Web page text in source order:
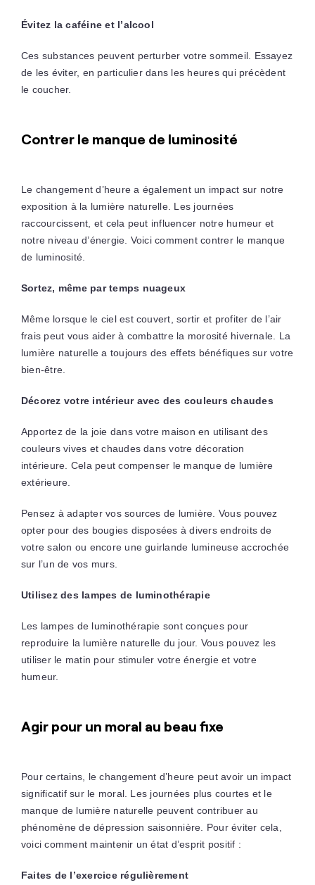
Évitez la caféine et l’alcool
Ces substances peuvent perturber votre sommeil. Essayez
de les éviter, en particulier dans les heures qui précèdent
le coucher.
Contrer le manque de luminosité
Le changement d’heure a également un impact sur notre
exposition à la lumière naturelle. Les journées
raccourcissent, et cela peut influencer notre humeur et
notre niveau d’énergie. Voici comment contrer le manque
de luminosité.
Sortez, même par temps nuageux
Même lorsque le ciel est couvert, sortir et profiter de l’air
frais peut vous aider à combattre la morosité hivernale. La
lumière naturelle a toujours des effets bénéfiques sur votre
bien-être.
Décorez votre intérieur avec des couleurs chaudes
Apportez de la joie dans votre maison en utilisant des
couleurs vives et chaudes dans votre décoration
intérieure. Cela peut compenser le manque de lumière
extérieure.
Pensez à adapter vos sources de lumière. Vous pouvez
opter pour des bougies disposées à divers endroits de
votre salon ou encore une guirlande lumineuse accrochée
sur l’un de vos murs.
Utilisez des lampes de luminothérapie
Les lampes de luminothérapie sont conçues pour
reproduire la lumière naturelle du jour. Vous pouvez les
utiliser le matin pour stimuler votre énergie et votre
humeur.
Agir pour un moral au beau fixe
Pour certains, le changement d’heure peut avoir un impact
significatif sur le moral. Les journées plus courtes et le
manque de lumière naturelle peuvent contribuer au
phénomène de dépression saisonnière. Pour éviter cela,
voici comment maintenir un état d’esprit positif :
Faites de l’exercice régulièrement